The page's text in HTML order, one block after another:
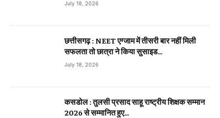
July 18, 2026
छत्तीसगढ़ : NEET एग्जाम में तीसरी बार नहीं मिली
सफलता तो छात्रा ने किया सुसाइड…
July 18, 2026
कसडोल : तुलसी प्रसाद साहू राष्ट्रीय शिक्षक सम्मान
2026 से सम्मानित हुए…